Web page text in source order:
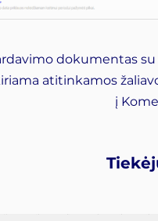
dokumentas
atitinkamos
į